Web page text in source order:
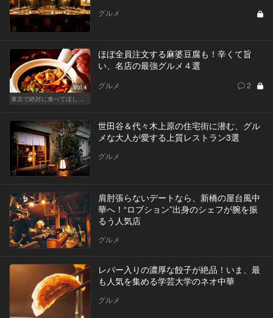
グルメ
Vol.4
東京で絶対に食べてほしい麻婆豆腐！痺れる辛さがクセになる
ほぼ全員注文する麻婆豆腐も！辛くて旨
い、名店の最強グルメ４選
グルメ 2
世田谷＆代々木上原の住宅街に潜む、グル
メな大人が愛する上質レストラン3選
グルメ
肩肘張らないデートなら、新橋の屋台風中
華へ！“ロブション”出身のシェフが腕を振
るう人気店
グルメ
レバー入りの濃厚な餃子が絶品！いま、最
も人気を集める学芸大学のネオ中華
グルメ